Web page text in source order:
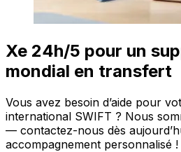
Xe 24h/5 pour un
mondial en transfert
Vous avez besoin d’aide pour
international SWIFT ? Nous
— contactez-nous dès
accompagnement personnalisé !